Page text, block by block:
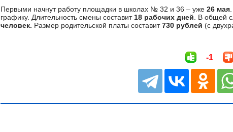
Первыми начнут работу площадки в школах № 32 и 36 – уже 26 мая
графику. Длительность смены составит 18 рабочих дней . В общей
человек. Размер родительской платы составит730 рублей (с
-1